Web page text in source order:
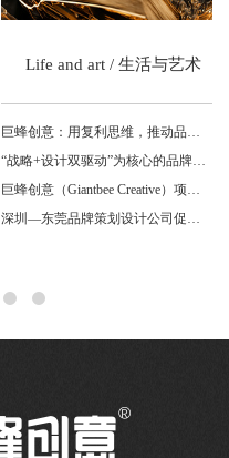
Life and art / 生活与艺术
“战略+设计双驱动”为核心的品牌咨询公司